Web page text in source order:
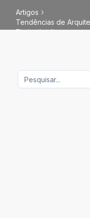
Artigos
Tendências de
Florianópolis